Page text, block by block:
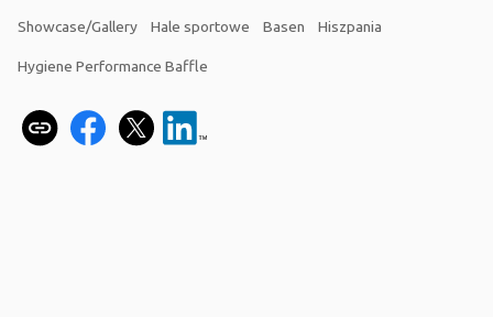
Showcase/Gallery Hale sportowe Basen Hiszpania
Hygiene Performance Baffle